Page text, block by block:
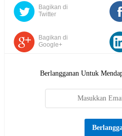
Bagikan di
Twitter
Bagikan di
Google+
Berlangganan Untuk